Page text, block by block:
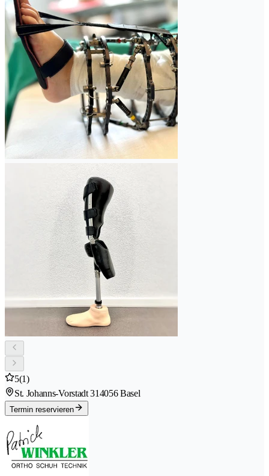
5(1)
St. Johanns-Vorstadt 314056 Basel
Termin reservieren